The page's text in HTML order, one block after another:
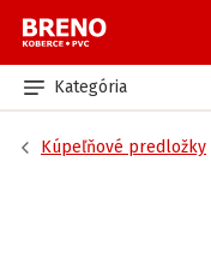
Kategória
Kúpeľňové predložky